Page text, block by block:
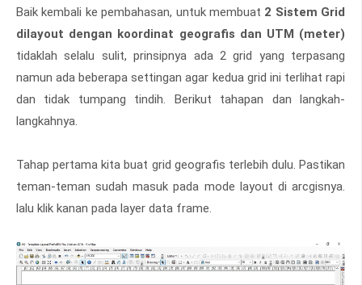
Baik kembali ke pembahasan, untuk membuat 2 Sistem Grid
dilayout dengan koordinat geografis dan UTM (meter)
tidaklah selalu sulit, prinsipnya ada 2 grid yang terpasang
namun ada beberapa settingan agar kedua grid ini terlihat rapi
dan tidak tumpang tindih. Berikut tahapan dan langkah-
langkahnya.
Tahap pertama kita buat grid geografis terlebih dulu. Pastikan
teman-teman sudah masuk pada mode layout di arcgisnya.
lalu klik kanan pada layer data frame.